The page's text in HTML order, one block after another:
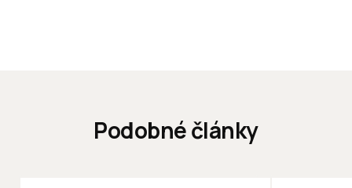
Podobné články